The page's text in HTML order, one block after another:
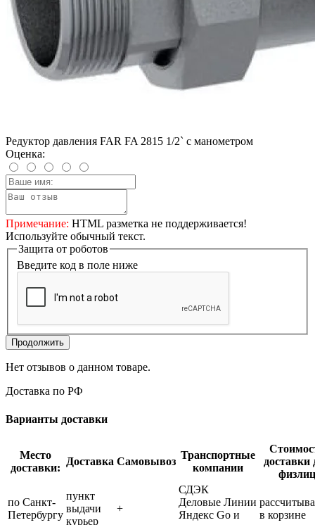
Редуктор давления FAR FA 2815 1/2` с манометром
Оценка:
Примечание: HTML разметка не поддерживается!
Используйте обычный текст.
Защита от роботов
Введите код в поле ниже
Продолжить
Нет отзывов о данном товаре.
Доставка по РФ
Варианты доставки
Место
доставки:
Доставка Самовывоз
Транспортные
компании
доставки
физлиц
по Санкт-
Петербургу
пункт
выдачи
курьер
+
СДЭК
Деловые Линии
Яндекс Go и
в корзине